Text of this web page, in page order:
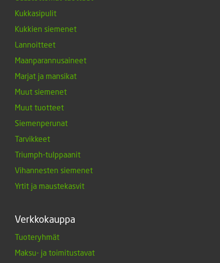
Kukkasipulit
Kukkien siemenet
Lannoitteet
Maanparannusaineet
Marjat ja mansikat
Muut siemenet
Muut tuotteet
Siemenperunat
Tarvikkeet
Triumph-tulppaanit
Vihannesten siemenet
Yrtit ja maustekasvit
Verkkokauppa
Tuoteryhmät
Maksu- ja toimitustavat